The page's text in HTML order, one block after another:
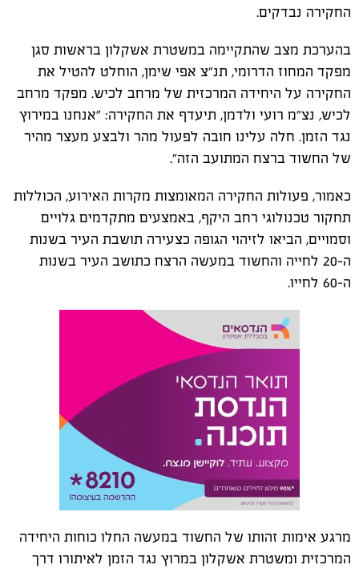
החקירה נבדקים.
בהערכת מצב שהתקיימה במשטרת אשקלון בראשות סגן
מפקד המחוז הדרומי, תנ״צ אפי שימן, הוחלט להטיל את
החקירה על היחידה המרכזית של מרחב לכיש. מפקד מרחב
לכיש, נצ״מ רועי ולדמן, תיעדף את החקירה: "אנחנו במירוץ
נגד הזמן. חלה עלינו חובה לפעול מהר ולבצע מעצר מהיר
של החשוד ברצח המתועב הזה״.
כאמור, פעולות החקירה המאומצות מקרות האירוע, הכוללות
תחקור טכנולוגי רחב היקף, באמצעים מתקדמים גלויים
וסמויים, הביאו לזיהוי הגופה כצעירה תושבת העיר בשנות
ה-20 לחייה והחשוד במעשה הרצח כתושב העיר בשנות
ה-60 לחייו.
מרגע אימות זהותו של החשוד במעשה החלו כוחות היחידה
המרכזית ומשטרת אשקלון במרוץ נגד הזמן לאיתורו דרך